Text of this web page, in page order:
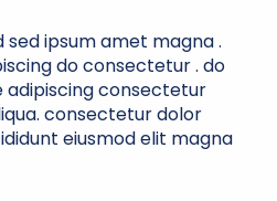
ipsum amet magna .
do consectetur . do
adipiscing consectetur
consectetur dolor
eiusmod elit magna